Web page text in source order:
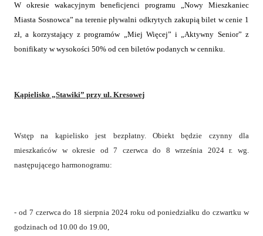
W okresie wakacyjnym beneficjenci programu „Nowy Mieszkaniec
Miasta Sosnowca” na terenie pływalni odkrytych zakupią bilet w cenie 1
zł, a korzystający z programów „Miej Więcej” i „Aktywny Senior” z
bonifikaty w wysokości 50% od cen biletów podanych w cenniku.
Kąpielisko „Stawiki” przy ul. Kresowej
Wstęp na kąpielisko jest bezpłatny. Obiekt będzie czynny dla
mieszkańców w okresie od 7 czerwca do 8 września 2024 r. wg.
następującego harmonogramu:
- od 7 czerwca do 18 sierpnia 2024 roku od poniedziałku do czwartku w
godzinach od 10.00 do 19.00,